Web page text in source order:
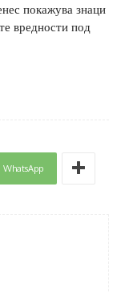
покажува знаци
вредности под
WhatsApp